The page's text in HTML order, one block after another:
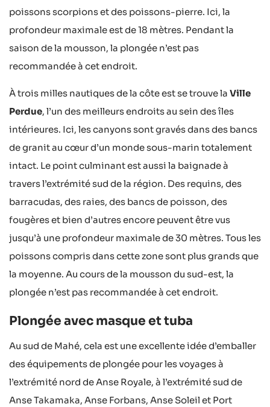
poissons scorpions et des poissons-pierre. Ici, la
profondeur maximale est de 18 mètres. Pendant la
saison de la mousson, la plongée n’est pas
recommandée à cet endroit.
À trois milles nautiques de la côte est se trouve la Ville
Perdue, l’un des meilleurs endroits au sein des îles
intérieures. Ici, les canyons sont gravés dans des bancs
de granit au cœur d’un monde sous-marin totalement
intact. Le point culminant est aussi la baignade à
travers l’extrémité sud de la région. Des requins, des
barracudas, des raies, des bancs de poisson, des
fougères et bien d’autres encore peuvent être vus
jusqu’à une profondeur maximale de 30 mètres. Tous les
poissons compris dans cette zone sont plus grands que
la moyenne. Au cours de la mousson du sud-est, la
plongée n’est pas recommandée à cet endroit.
Plongée avec masque et tuba
Au sud de Mahé, cela est une excellente idée d’emballer
des équipements de plongée pour les voyages à
l’extrémité nord de Anse Royale, à l’extrémité sud de
Anse Takamaka, Anse Forbans, Anse Soleil et Port